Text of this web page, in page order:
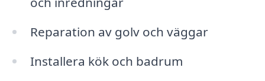
Reparation av golv och väggar
Installera kök och badrum